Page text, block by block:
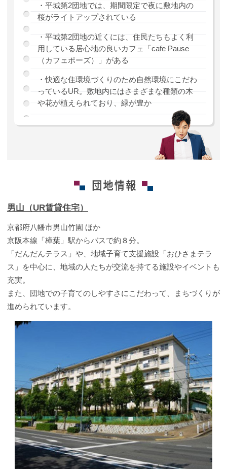
・平城第2団地では、期間限定で夜に敷地内の
桜がライトアップされている
・平城第2団地の近くには、住民たちもよく利
用している居心地の良いカフェ「cafe Pause
（カフェポーズ）」がある
・快適な住環境づくりのため自然環境にこだわ
っているUR。敷地内にはさまざまな種類の木
や花が植えられており、緑が豊か
男山（UR賃貸住宅）
京都府八幡市男山竹園 ほか
京阪本線「樟葉」駅からバスで約８分。
「だんだんテラス」や、地域子育て支援施設「おひさまテラ
ス」を中心に、地域の人たちが交流を持てる施設やイベントも
充実。
また、団地での子育てのしやすさにこだわって、まちづくりが
進められています。